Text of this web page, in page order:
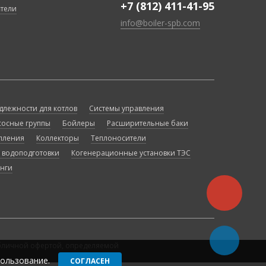
+7 (812) 411-41-95
info@boiler-spb.com
для котлов
Системы управления
группы Бойлеры
Расширительные баки
Коллекторы
Теплоносители
Когенерационные установки ТЭС
СОГЛАСЕН